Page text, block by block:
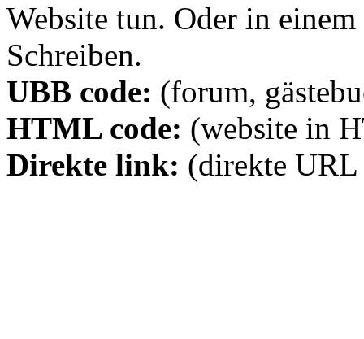
Website tun. Oder in
Schreiben.
UBB code: (forum,
HTML code: (website in
Direkte link: (direkte